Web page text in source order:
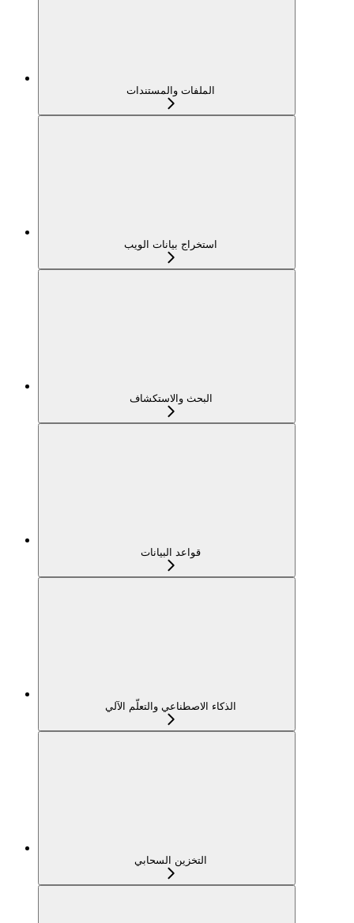
الملفات والمستندات
استخراج بيانات الويب
البحث والاستكشاف
قواعد البيانات
الذكاء الاصطناعي والتعلّم الآلي
التخزين السحابي